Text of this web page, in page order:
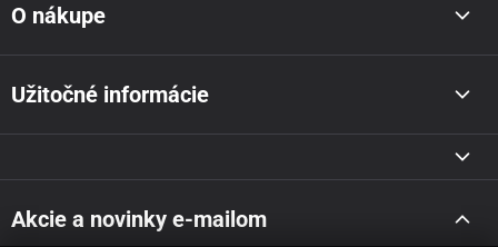
O nákupe
Užitočné informácie
Akcie a novinky e-mailom